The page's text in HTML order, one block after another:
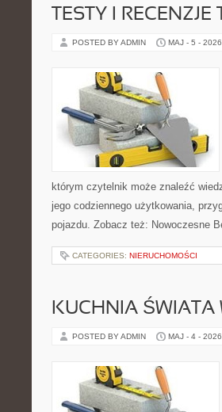
TESTY I RECENZJE
POSTED BY ADMIN MAJ - 5 - 2026
którym czytelnik może znaleźć
jego codziennego użytkowania,
pojazdu. Zobacz też: Nowoczesne
CATEGORIES: NIERUCHOMOŚCI
KUCHNIA ŚWIATA
POSTED BY ADMIN MAJ - 4 - 2026